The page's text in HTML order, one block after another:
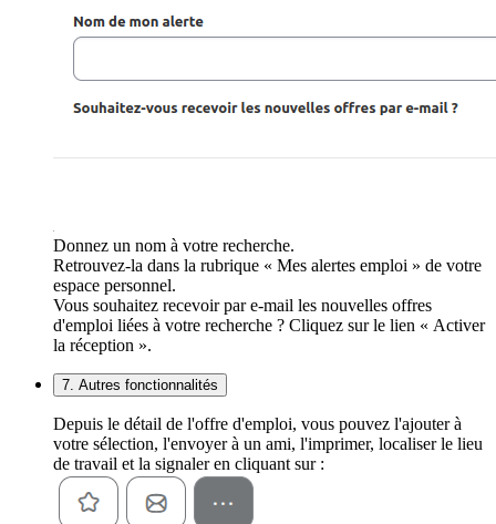
Donnez un nom à votre recherche.
Retrouvez-la dans la rubrique « Mes alertes emploi » de votre
espace personnel.
Vous souhaitez recevoir par e-mail les nouvelles offres
d'emploi liées à votre recherche ? Cliquez sur le lien « Activer
la réception ».
7. Autres fonctionnalités
Depuis le détail de l'offre d'emploi, vous pouvez l'ajouter à
votre sélection, l'envoyer à un ami, l'imprimer, localiser le lieu
de travail et la signaler en cliquant sur :